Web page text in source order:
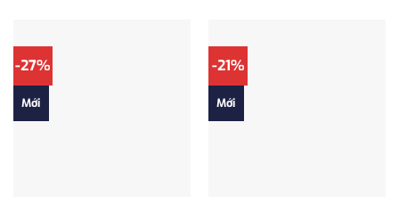
-27%
Mới
-21%
Mới